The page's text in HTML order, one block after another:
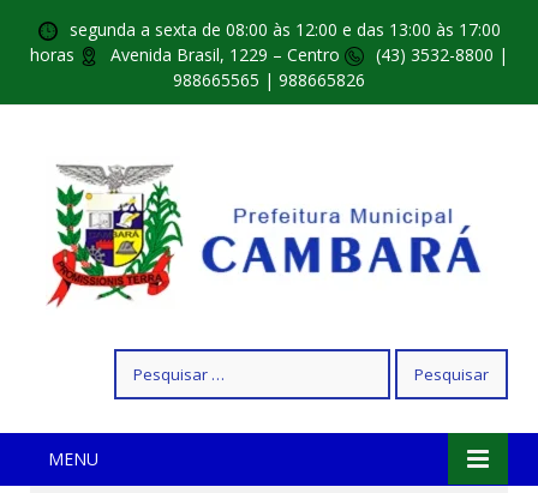
segunda a sexta de 08:00 às 12:00 e das 13:00 às 17:00
horas
Avenida Brasil, 1229 – Centro
(43) 3532-8800 |
988665565 | 988665826
por:
MENU